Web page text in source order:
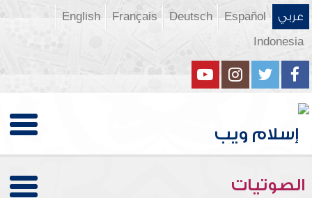
عربي Español
Deutsch
Français
English
Indonesia
الصوتيات